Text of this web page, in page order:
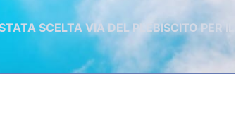
SCELTA VIA DEL PLEBISCITO PER IL